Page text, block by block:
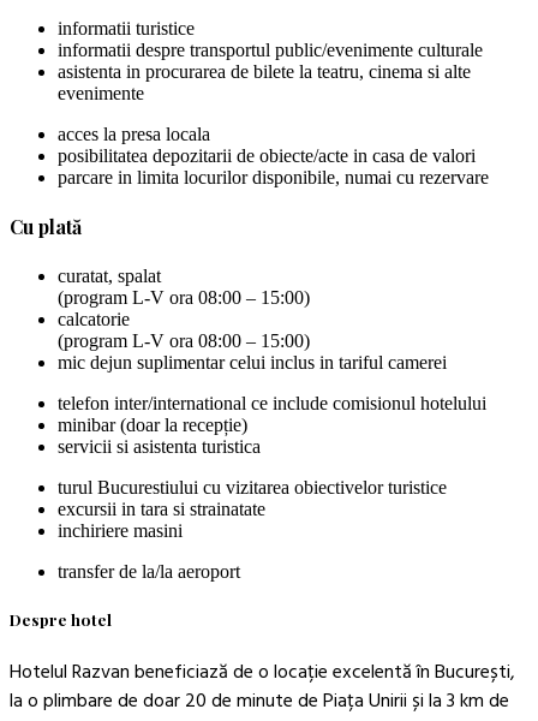
informatii turistice
informatii despre transportul public/evenimente culturale
asistenta in procurarea de bilete la teatru, cinema si alte
evenimente
acces la presa locala
posibilitatea depozitarii de obiecte/acte in casa de valori
parcare in limita locurilor disponibile, numai cu rezervare
Cu plată
curatat, spalat
(program L-V ora 08:00 – 15:00)
calcatorie
(program L-V ora 08:00 – 15:00)
mic dejun suplimentar celui inclus in tariful camerei
telefon inter/international ce include comisionul hotelului
minibar (doar la recepție)
servicii si asistenta turistica
turul Bucurestiului cu vizitarea obiectivelor turistice
excursii in tara si strainatate
inchiriere masini
transfer de la/la aeroport
Despre hotel
Hotelul Razvan beneficiază de o locație excelentă în București,
la o plimbare de doar 20 de minute de Piața Unirii și la 3 km de